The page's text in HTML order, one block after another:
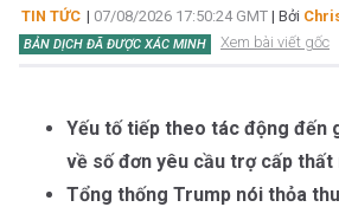
TIN TỨC | 07/08/2026 17:50:24 GMT | Bởi
BẢN DỊCH ĐÃ ĐƯỢC XÁC MINH Xem bài viết gốc
Yếu tố tiếp theo tác động đến
về số đơn yêu cầu trợ cấp thất
Tổng thống Trump nói thỏa